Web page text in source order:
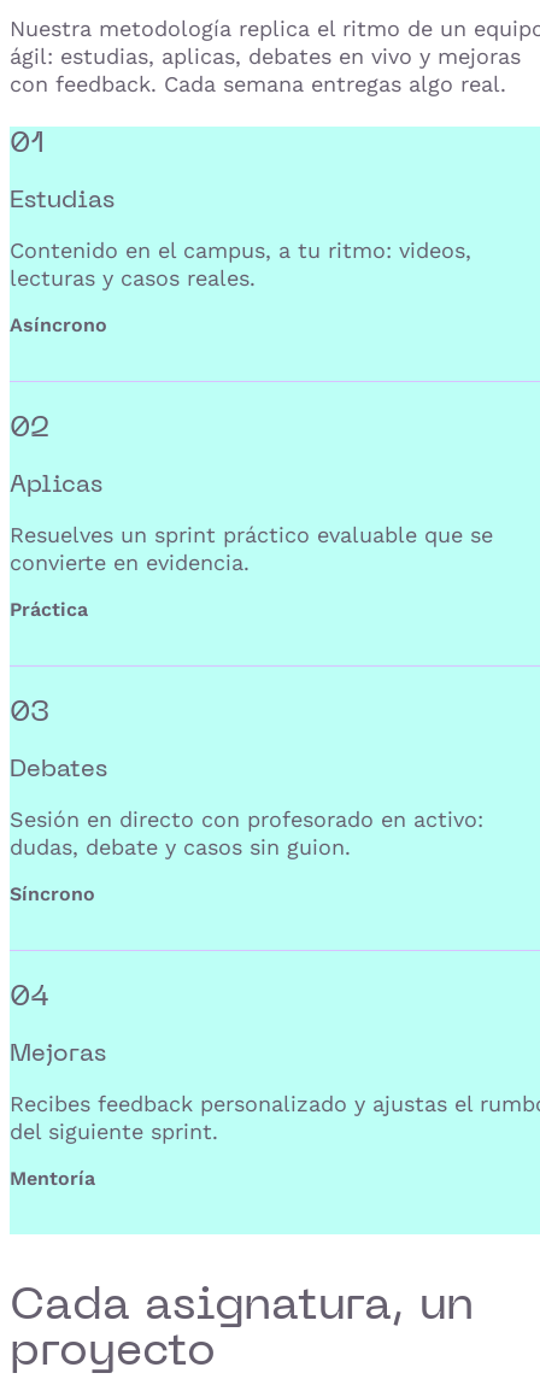
Nuestra metodología replica el ritmo de un
ágil: estudias, aplicas, debates en vivo y mejoras
con feedback. Cada semana entregas algo real.
01
Estudias
Contenido en el campus, a tu ritmo: videos,
lecturas y casos reales.
Asíncrono
02
Aplicas
Resuelves un sprint práctico evaluable que se
convierte en evidencia.
Práctica
03
Debates
Sesión en directo con profesorado en activo:
dudas, debate y casos sin guion.
Síncrono
04
Mejoras
Recibes feedback personalizado y ajustas el
del siguiente sprint.
Mentoría
Cada asignatura, un
proyecto